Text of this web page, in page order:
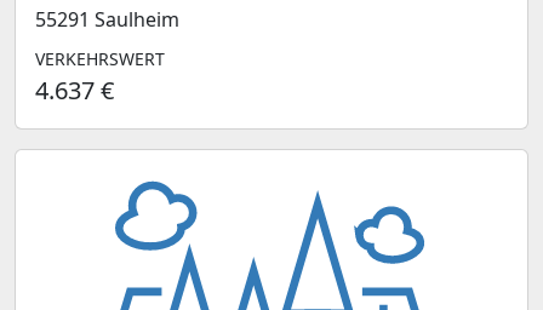
55291 Saulheim
VERKEHRSWERT
4.637 €